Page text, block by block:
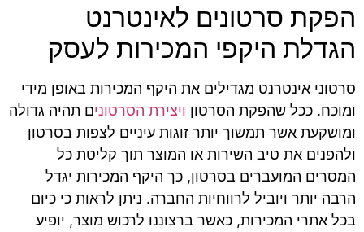
הפקת סרטונים לאינטרנט
הגדלת היקפי המכירות לעסק
סרטוני אינטרנט מגדילים את היקף המכירות באופן מידי
ומוכח. ככל שהפקת הסרטון ויצירת הסרטונים תהיה גדולה
ומושקעת אשר תמשוך יותר זוגות עיניים לצפות בסרטון
ולהפנים את טיב השירות או המוצר תוך קליטת כל
המסרים המועברים בסרטון, כך היקף המכירות יגדל
הרבה יותר ויוביל לרווחיות החברה. ניתן לראות כי כיום
בכל אתרי המכירות, כאשר ברצוננו לרכוש מוצר, יופיע